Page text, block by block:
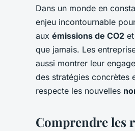
se
sur
Dans un monde en
enjeu incontournable
aux émissions de CO2
que jamais. Les
aussi montrer leur
des stratégies concrètes
respecte les nouvelles
Comprendre les